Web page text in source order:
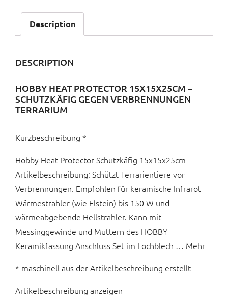
Description
DESCRIPTION
HOBBY HEAT PROTECTOR 15X15X25CM –
SCHUTZKÄFIG GEGEN VERBRENNUNGEN
TERRARIUM
Kurzbeschreibung *
Hobby Heat Protector Schutzkäfig 15x15x25cm
Artikelbeschreibung: Schützt Terrarientiere vor
Verbrennungen. Empfohlen für keramische Infrarot
Wärmestrahler (wie Elstein) bis 150 W und
wärmeabgebende Hellstrahler. Kann mit
Messinggewinde und Muttern des HOBBY
Keramikfassung Anschluss Set im Lochblech … Mehr
* maschinell aus der Artikelbeschreibung erstellt
Artikelbeschreibung anzeigen